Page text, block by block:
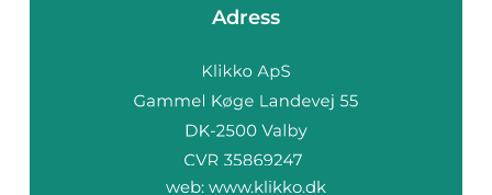
Adress
web: www.klikko.dk